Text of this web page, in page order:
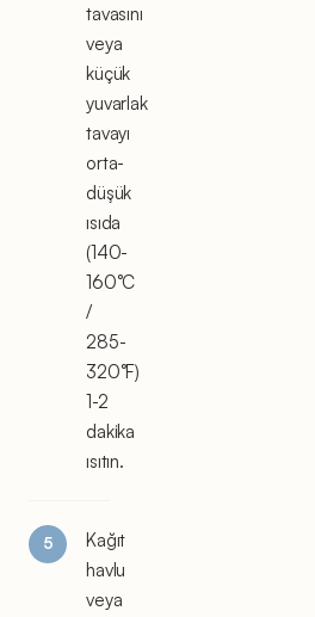
tavasını
veya
küçük
yuvarlak
tavayı
orta-
düşük
ısıda
(140-
160°C
/
285-
320°F)
1-2
dakika
ısıtın.
Kağıt
havlu
veya